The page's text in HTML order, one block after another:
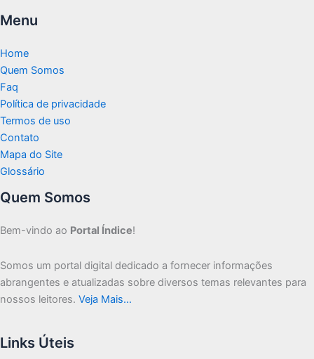
Menu
Home
Quem Somos
Faq
Política de privacidade
Termos de uso
Contato
Mapa do Site
Glossário
Quem Somos
Bem-vindo ao Portal Índice!
Somos um portal digital dedicado a fornecer informações
abrangentes e atualizadas sobre diversos temas relevantes para
nossos leitores. Veja Mais…
Links Úteis